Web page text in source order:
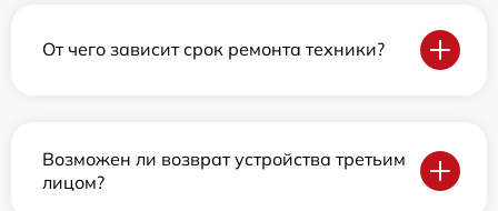
От чего зависит срок ремонта техники?
Возможен ли возврат устройства третьим
лицом?